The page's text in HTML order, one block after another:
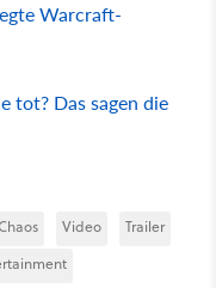
Warcraft-
tot? Das sagen die
Video
Trailer